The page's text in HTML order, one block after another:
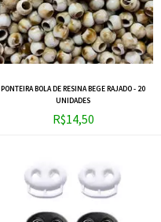
PONTEIRA BOLA DE RESINA BEGE RAJADO - 20
UNIDADES
R$14,50